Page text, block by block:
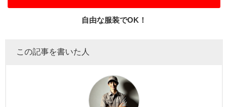
自由な服装でOK！
この記事を書いた人